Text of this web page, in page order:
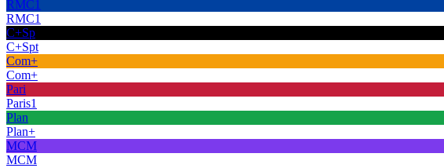
RMC1
RMC1
C+Sp
C+Spt
Com+
Com+
Pari
Paris1
Plan
Plan+
MCM
MCM